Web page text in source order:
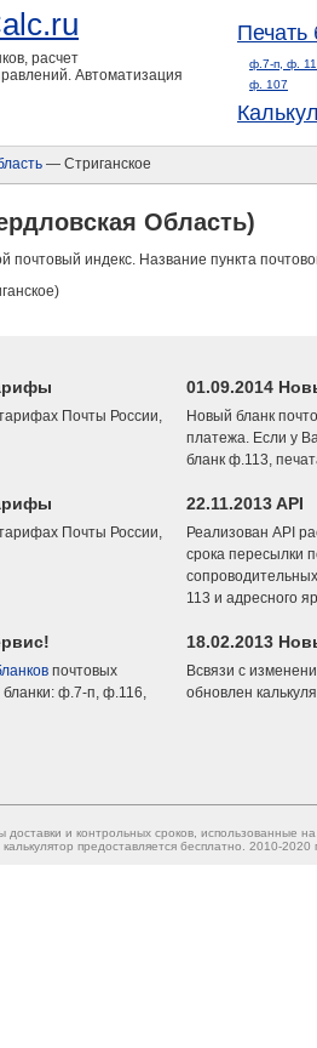
расчет
Автоматизация
Печать
ф.7-п, ф.
ф. 107
— Стриганское
Область)
почтовый индекс. Название пункта
Почты России,
01.09.2014
Новый бланк
платежа. Если у
бланк ф.113,
Почты России,
22.11.2013 API
Реализован API
срока пересылки
113 и адресного
почтовых
ф.7-п, ф.116,
18.02.2013
Всвязи с
обновлен
и контрольных сроков, использованные
предоставляется бесплатно. 2010-2020